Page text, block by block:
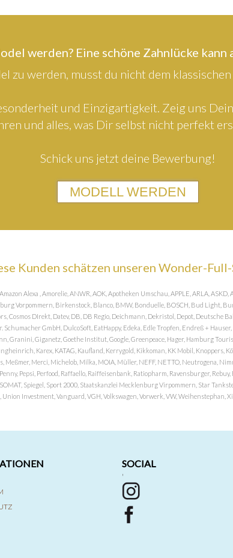
werden? Eine schöne Zahnlücke kann
zu werden, musst du nicht dem
und Einzigartigkeit. Zeig uns
und alles, was Dir selbst nicht perfekt
Schick uns jetzt deine Bewerbung!
MODELL WERDEN
Kunden schätzen unseren Wonder-
Alexa , Amorelie, ANWR, AOK, Apotheken Umschau, APPLE, ARLA,
Vorpommern, Birkenstock, Blanco, BMW, Bonduelle, BOSCH, Bud Light,
Cosmos DIrekt, Datev, DB, DB Regio, Deichmann, Dekristol, Depot,
Schumacher GmbH, DulcoSoft, EatHappy, Edeka, Edle Tropfen, Endreß +
Granini, Giganetz, Goethe Institut, Google, Greenpeace, Hager, Hamburg
Karex, KATAG, Kaufland, Kerrygold, Kikkoman, KK Mobil, Knoppers,
Meßmer, Merci, Michelob, Milka, MOIA, Müller, NEFF, NETTO, Neutrogena,
Pepsi, Perfood, Raffaello, Raiffeisenbank, Ratiopharm, Ravensburger,
Spiegel, Sport 2000, Staatskanzlei Mecklenburg Virpommern, Star
Union Investment, Vanguard, VGH, Volkswagen, Vorwerk, VW, Weihenstephan,
SOCIAL
'